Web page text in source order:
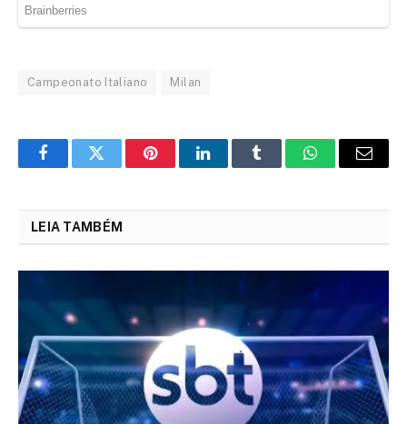
Campeonato Italiano Milan
FacebookTwitter PinterestLinkedInTumblr WhatsAppEmail
LEIA TAMBÉM